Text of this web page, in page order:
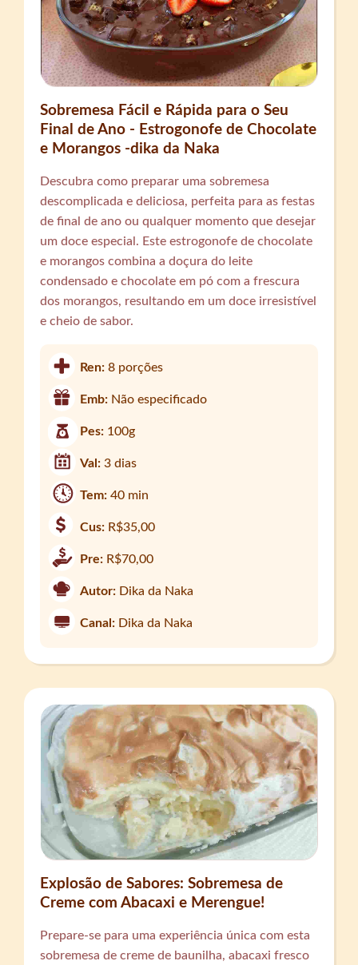
Sobremesa Fácil e Rápida para o Seu
Final de Ano - Estrogonofe de Chocolate
e Morangos -dika da Naka
Descubra como preparar uma sobremesa
descomplicada e deliciosa, perfeita para as festas
de final de ano ou qualquer momento que desejar
um doce especial. Este estrogonofe de chocolate
e morangos combina a doçura do leite
condensado e chocolate em pó com a frescura
dos morangos, resultando em um doce irresistível
e cheio de sabor.
Ren:8 porções
Emb: Não especificado
Pes: 100g
Val:3 dias
Tem:40 min
Cus: R$35,00
Pre: R$70,00
Autor: Dika da Naka
Canal: Dika da Naka
Explosão de Sabores: Sobremesa de
Creme com Abacaxi e Merengue!
Prepare-se para uma experiência única com esta
sobremesa de creme de baunilha, abacaxi fresco